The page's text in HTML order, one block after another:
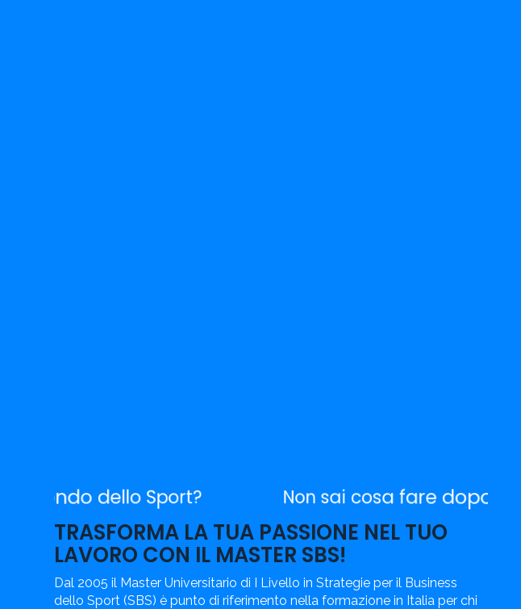
Non sai cosa fare dopo dopo la Laurea?
TRASFORMA LA TUA PASSIONE NEL TUO
LAVORO CON IL MASTER SBS!
Dal 2005 il Master Universitario di I Livello in Strategie per il Business
dello Sport (SBS) è punto di riferimento nella formazione in Italia per chi